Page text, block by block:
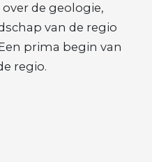
de geologie,
van de regio
prima begin van
regio.